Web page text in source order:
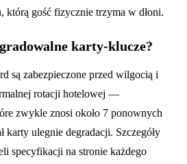
którą gość fizycznie trzyma w dłoni.
karty-klucze?
są zabezpieczone przed wilgocią i
rotacji hotelowej —
zwykle znosi około 7 ponownych
karty ulegnie degradacji. Szczegóły
specyfikacji na stronie każdego